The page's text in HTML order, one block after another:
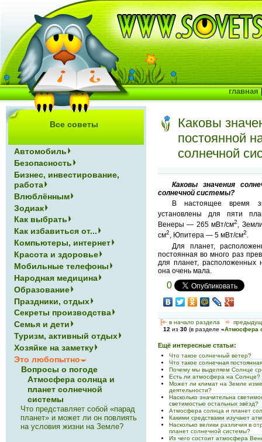
Каковы
постоянной
солнечной
Каковы значения
солнечной системы?
В настоящее время
установлены для пяти
Венеры — 265 мВт/см2,
см2, Юпитера — 5 мВт/см2.
Для планет,
постоянная во много раз
для планет,
она очень мала.
0
[<— в начало раздела <-
12 из 30(в разделе «Атмосфера
Ещё интересные статьи:
Что такое солнечный ветер?
Что такое солнечная
Почему мы выделяем Солнце
Есть ли атмосфера на Солнце?
Может ли климат на Земле
деятельности?
Насколько значительна
светимостью остальных звёзд?
Атмосфера солнца и планет
Какими средствами изучают
Насколько велики различия в
планет солнечной системы?
Из чего состоит атмосфера
Все советы
Автомобиль
Безопасность
Бизнес, инвестирование,
работа
Влюблённым
Зодиак
Как выбрать
Как избавиться от...
Компьютеры, интернет
Красота и здоровье
Мобильные телефоны
Народная медицина
Образование
Праздники, отдых
Секреты производства
Семья и дети
Туризм, активный отдых
Хозяйке на заметку
Это любопытно
Вопросы о погоде
Атмосфера солнца и
планет солнечной
системы
Что представляет собой «парад
планет» и может ли он повлиять
на условия жизни на Земле?
главная